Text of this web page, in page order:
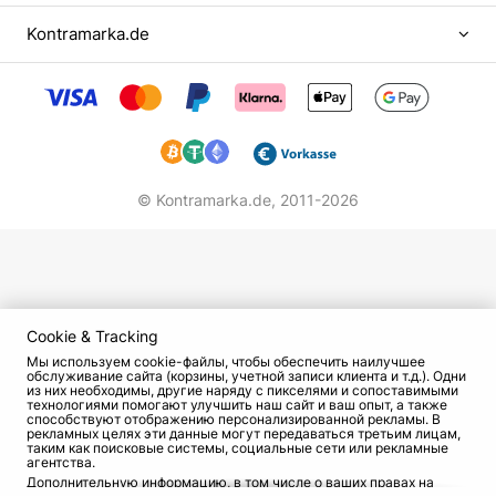
названием MLNL вышел в свет в 2022 году.
Композиции группы «Антитела» неоднократно
занимали первые строчки в хит-парадах.
Тексты песен «БудуВуду», «Лови момент»,
«Вірила» знают тысячи поклонников рок-
музыки в Украине и за ее пределами. За
плечами у группы – несколько десятков клипов,
«Антитела» сегодня
Свои коррективы в творческую биографию
группы внесла война, которая началась в
Украине в 2022 году. Участники «Антител» не
Kontramarka.de
© Kontramarka.de, 2011-2026
Cookie & Tracking
Мы используем cookie-файлы, чтобы обеспечить наилучшее
обслуживание сайта (корзины, учетной записи клиента и т.д.). Одни
из них необходимы, другие наряду с пикселями и сопоставимыми
технологиями помогают улучшить наш сайт и ваш опыт, а также
способствуют отображению персонализированной рекламы. В
рекламных целях эти данные могут передаваться третьим лицам,
таким как поисковые системы, социальные сети или рекламные
агентства.
Дополнительную информацию, в том числе о ваших правах на